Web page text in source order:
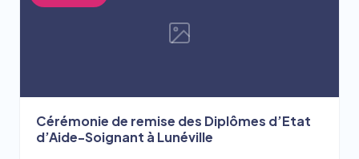
Cérémonie de remise des Diplômes d’Etat
d’Aide-Soignant à Lunéville